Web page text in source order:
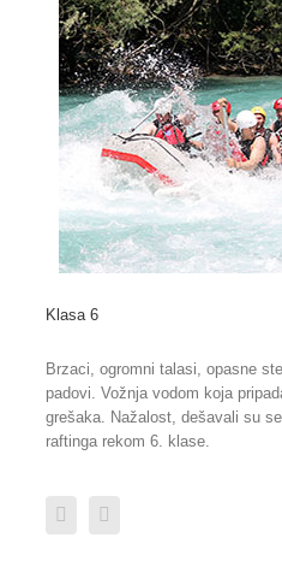
Klasa 6
Brzaci, ogromni talasi, opasne
padovi. Vožnja vodom koja
grešaka. Nažalost, dešavali su
raftinga rekom 6. klase.